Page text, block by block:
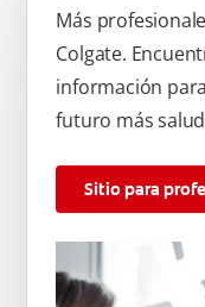
Más
Colgate.
información
futuro más
Sitio para